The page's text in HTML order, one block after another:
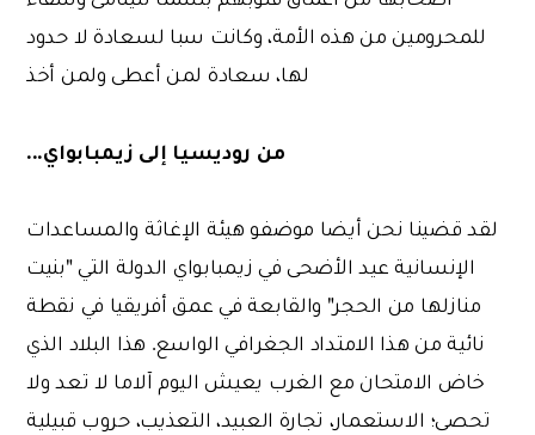
للمحرومين من هذه الأمة، وكانت سبا لسعادة لا حدود
لها، سعادة لمن أعطى ولمن أخذ
من روديسيا إلى زيمبابواي...
لقد قضينا نحن أيضا موضفو هيئة الإغاثة والمساعدات
الإنسانية عيد الأضحى في زيمبابواي الدولة التي "بنيت
منازلها من الحجر" والقابعة في عمق أفريقيا في نقطة
نائية من هذا الامتداد الجغرافي الواسع. هذا البلاد الذي
خاض الامتحان مع الغرب يعيش اليوم آلاما لا تعد ولا
تحصى؛ الاستعمار، تجارة العبيد، التعذيب، حروب قبيلية